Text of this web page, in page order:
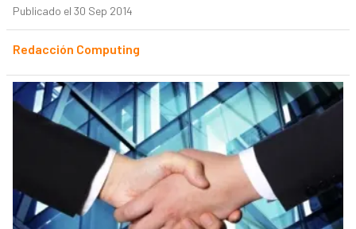
Publicado el 30 Sep 2014
Redacción Computing